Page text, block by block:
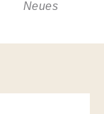
Neues